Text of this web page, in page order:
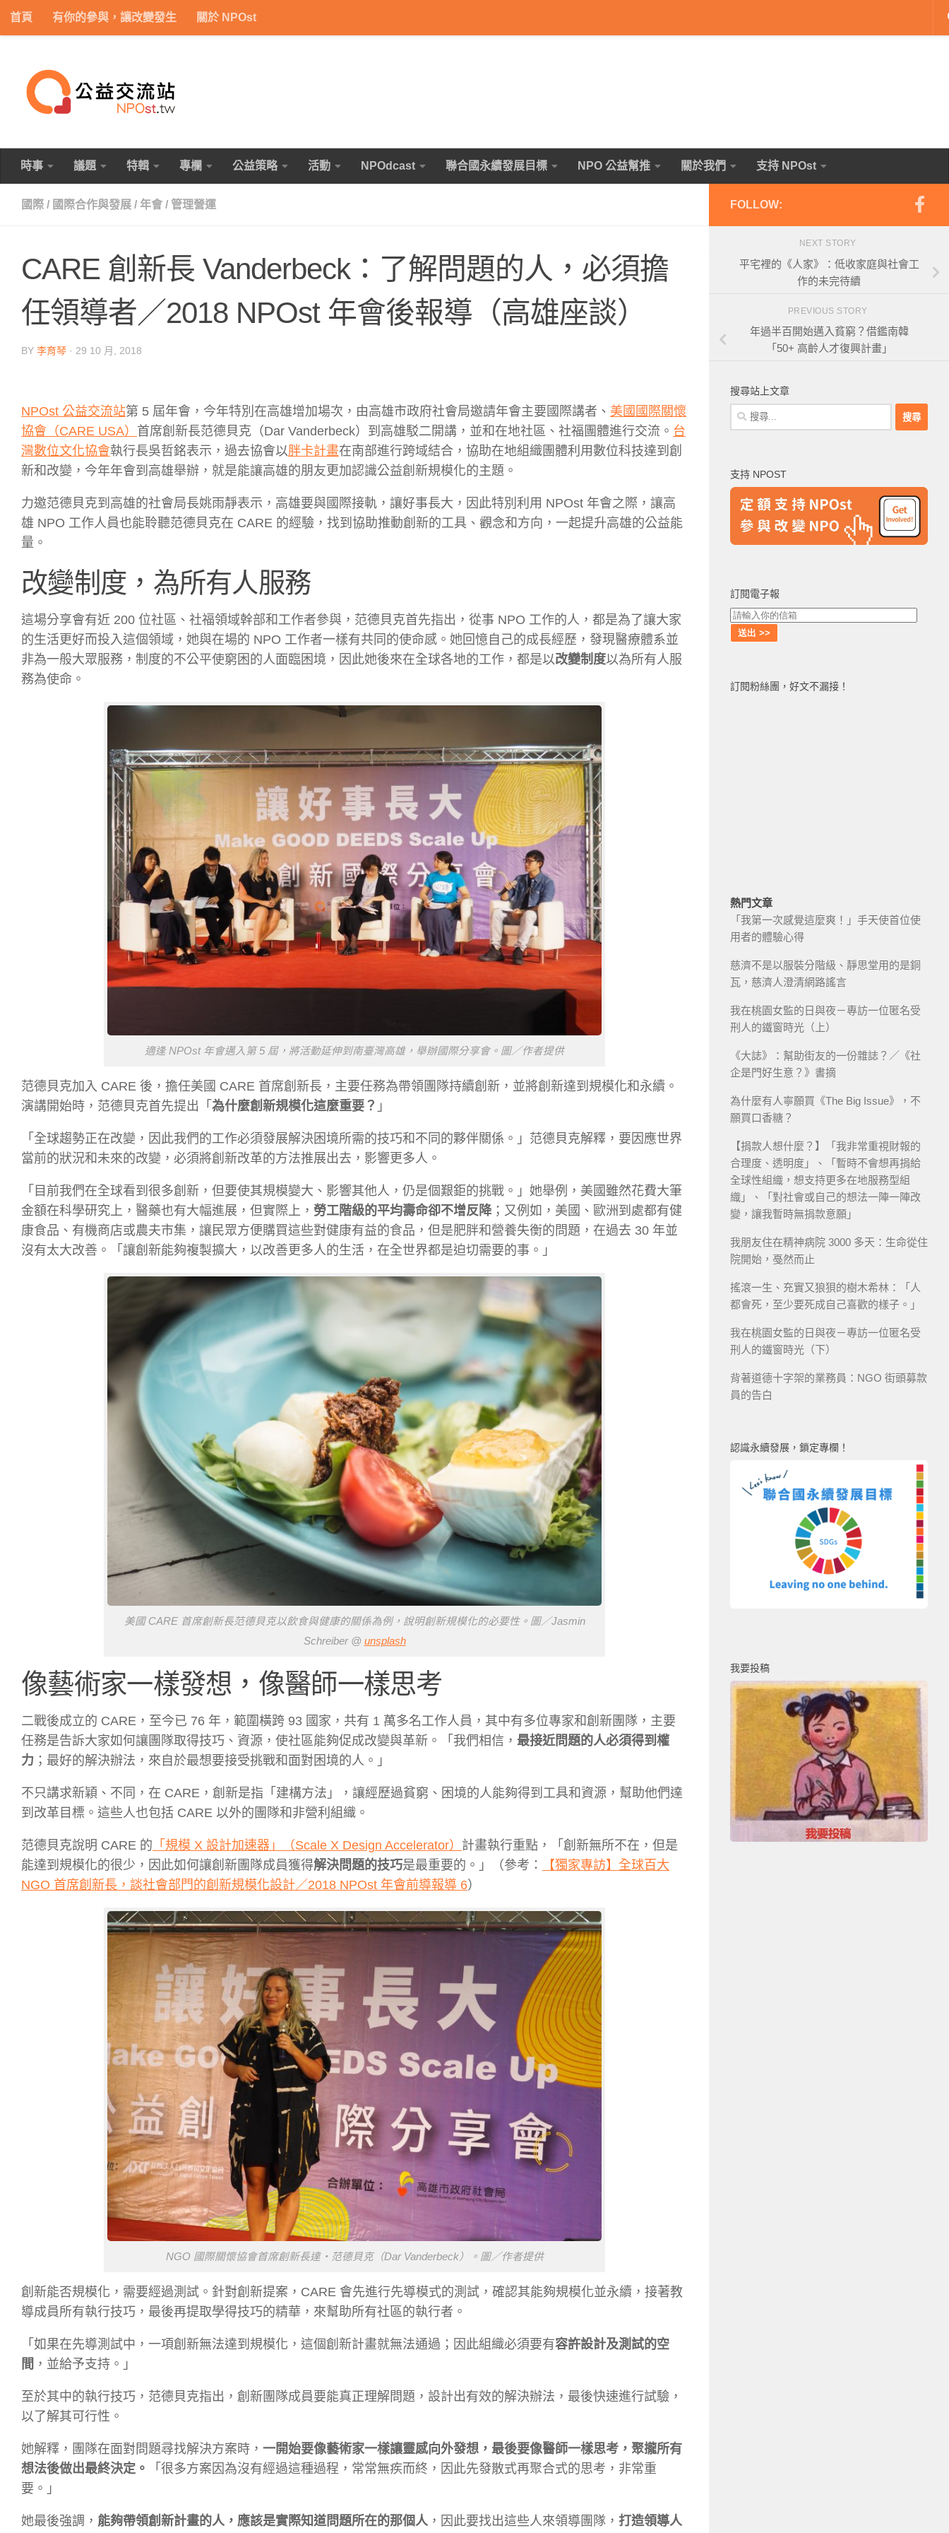
Skip to content
首頁 有你的參與，讓改變發生 關於 NPOst
時事 議題 特輯 專欄 公益策略 活動 NPOdcast 聯合國永續發展目標 NPO 公益幫推 關於我們 支持 NPOst
國際 / 國際合作與發展 / 年會 / 管理營運
CARE 創新長 Vanderbeck：了解問題的人，必須擔
任領導者／2018 NPOst 年會後報導（高雄座談）
BY 李育琴 · 29 10 月, 2018
NPOst 公益交流站第 5 屆年會，今年特別在高雄增加場次，由高雄市政府社會局邀請年會主要國際講者、 美國國際關懷
協會（CARE USA） 首席創新長范德貝克（Dar Vanderbeck）到高雄駁二開講，並和在地社區、社福團體進行交流。 台
灣數位文化協會執行長吳哲銘表示，過去協會以胖卡計畫在南部進行跨域結合，協助在地組織團體利用數位科技達到創
新和改變，今年年會到高雄舉辦，就是能讓高雄的朋友更加認識公益創新規模化的主題。
力邀范德貝克到高雄的社會局長姚雨靜表示，高雄要與國際接軌，讓好事長大，因此特別利用 NPOst 年會之際，讓高
雄 NPO 工作人員也能聆聽范德貝克在 CARE 的經驗，找到協助推動創新的工具、觀念和方向，一起提升高雄的公益能
量。
改變制度，為所有人服務
這場分享會有近 200 位社區、社福領域幹部和工作者參與，范德貝克首先指出，從事 NPO 工作的人，都是為了讓大家
的生活更好而投入這個領域，她與在場的 NPO 工作者一樣有共同的使命感。她回憶自己的成長經歷，發現醫療體系並
非為一般大眾服務，制度的不公平使窮困的人面臨困境，因此她後來在全球各地的工作，都是以改變制度以為所有人服
務為使命。
適逢 NPOst 年會邁入第 5 屆，將活動延伸到南臺灣高雄，舉辦國際分享會。圖／作者提供
范德貝克加入 CARE 後，擔任美國 CARE 首席創新長，主要任務為帶領團隊持續創新，並將創新達到規模化和永續。
演講開始時，范德貝克首先提出「 為什麼創新規模化這麼重要？ 」
「全球趨勢正在改變，因此我們的工作必須發展解決困境所需的技巧和不同的夥伴關係。」范德貝克解釋，要因應世界
當前的狀況和未來的改變，必須將創新改革的方法推展出去，影響更多人。
「目前我們在全球看到很多創新，但要使其規模變大、影響其他人，仍是個艱鉅的挑戰。」她舉例，美國雖然花費大筆
金額在科學研究上，醫藥也有大幅進展，但實際上， 勞工階級的平均壽命卻不增反降；又例如，美國、歐洲到處都有健
康食品、有機商店或農夫市集，讓民眾方便購買這些對健康有益的食品，但是肥胖和營養失衡的問題，在過去 30 年並
沒有太大改善。「讓創新能夠複製擴大，以改善更多人的生活，在全世界都是迫切需要的事。」
美國 CARE 首席創新長范德貝克以飲食與健康的關係為例，說明創新規模化的必要性。 圖／Jasmin
Schreiber @ unsplash
像藝術家一樣發想，像醫師一樣思考
二戰後成立的 CARE，至今已 76 年，範圍橫跨 93 國家，共有 1 萬多名工作人員，其中有多位專家和創新團隊，主要
任務是告訴大家如何讓團隊取得技巧、資源，使社區能夠促成改變與革新。「我們相信， 最接近問題的人必須得到權
力 ；最好的解決辦法，來自於最想要接受挑戰和面對困境的人。」
不只講求新穎、不同，在 CARE，創新是指「建構方法」，讓經歷過貧窮、困境的人能夠得到工具和資源，幫助他們達
到改革目標。這些人也包括 CARE 以外的團隊和非營利組織。
范德貝克說明 CARE 的 「規模 X 設計加速器」（Scale X Design Accelerator） 計畫執行重點，「創新無所不在，但是
能達到規模化的很少，因此如何讓創新團隊成員獲得解決問題的技巧是最重要的。」（參考：
【獨家專訪】全球百大
NGO 首席創新長，談社會部門的創新規模化設計／2018 NPOst 年會前導報導 6）
NGO 國際關懷協會首席創新長達‧范德貝克（Dar Vanderbeck）。圖／作者提供
創新能否規模化，需要經過測試。針對創新提案，CARE 會先進行先導模式的測試，確認其能夠規模化並永續，接著教
導成員所有執行技巧，最後再提取學得技巧的精華，來幫助所有社區的執行者。
「如果在先導測試中，一項創新無法達到規模化，這個創新計畫就無法通過；因此組織必須要有容許設計及測試的空
間 ，並給予支持。」
至於其中的執行技巧，范德貝克指出，創新團隊成員要能真正理解問題，設計出有效的解決辦法，最後快速進行試驗，
以了解其可行性。
她解釋，團隊在面對問題尋找解決方案時， 一開始要像藝術家一樣讓靈感向外發想，最後要像醫師一樣思考，聚攏所有
想法後做出最終決定。
「很多方案因為沒有經過這種過程，常常無疾而終，因此先發散式再聚合式的思考，非常重
要。」
她最後強調， 能夠帶領創新計畫的人，應該是實際知道問題所在的那個人 ，因此要找出這些人來領導團隊， 打造領導人
FOLLOW:
NEXT STORY
平宅裡的《人家》：低收家庭與社會工
作的未完待續
PREVIOUS STORY
年過半百開始邁入貧窮？借鑑南韓
「50+ 高齡人才復興計畫」
搜尋站上文章
搜
尋
字:
支持 NPOST
訂閱電子報
訂閱粉絲團，好文不漏接！
熱門文章
「我第一次感覺這麼爽！」手天使首位使
用者的體驗心得
慈濟不是以服裝分階級、靜思堂用的是銅
瓦，慈濟人澄清網路謠言
我在桃園女監的日與夜－專訪一位匿名受
刑人的鐵窗時光（上）
《大誌》：幫助街友的一份雜誌？／《社
企是門好生意？》書摘
為什麼有人寧願買《The Big Issue》，不
願買口香糖？
【捐款人想什麼？】「我非常重視財報的
合理度、透明度」、「暫時不會想再捐給
全球性組織，想支持更多在地服務型組
織」、「對社會或自己的想法一陣一陣改
變，讓我暫時無捐款意願」
我朋友住在精神病院 3000 多天：生命從住
院開始，戞然而止
搖滾一生、充實又狼狽的樹木希林：「人
都會死，至少要死成自己喜歡的樣子。」
我在桃園女監的日與夜－專訪一位匿名受
刑人的鐵窗時光（下）
背著道德十字架的業務員：NGO 街頭募款
員的告白
認識永續發展，鎖定專欄！
我要投稿